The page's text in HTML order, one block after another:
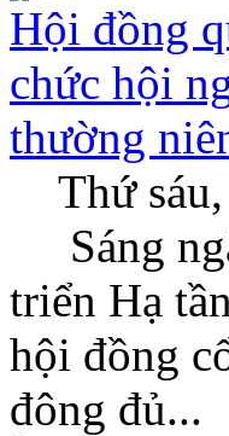
Hội đồng
chức hội
thường
Thứ
Sáng
triển Hạ
hội đồng
đông đủ...